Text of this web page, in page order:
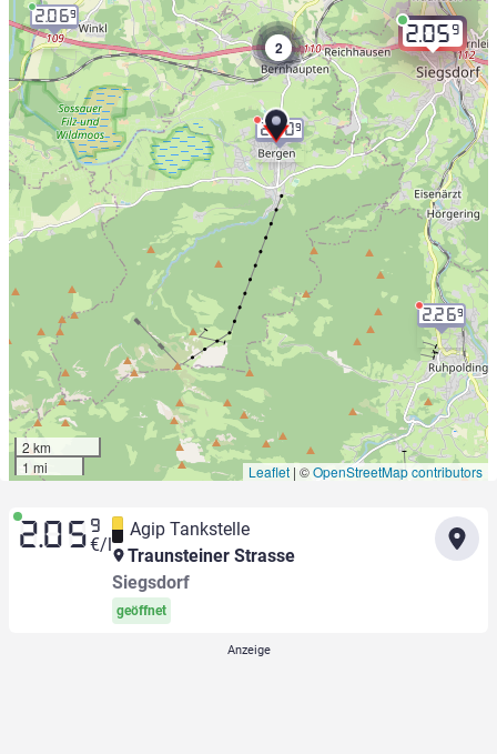
2.059
2.069
2.269
2.309
2
2 km
1 mi
Leaflet | ©OpenStreetMap contributors
2.05 9
€/l
Agip Tankstelle
Traunsteiner Strasse
Siegsdorf
geöffnet